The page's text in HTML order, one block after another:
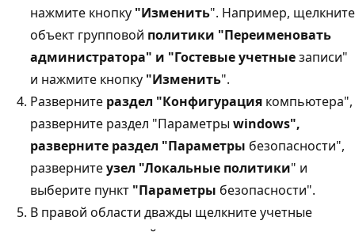
нажмите кнопку "Изменить". Например, щелкните
объект групповой политики "Переименовать
администратора" и "Гостевые учетныезаписи"
и нажмите кнопку "Изменить".
Разверните раздел "Конфигурация компьютера",
разверните раздел "Параметры windows",
разверните раздел "Параметры безопасности",
развернитеузел "Локальные политики" и
выберите пункт "Параметры безопасности".
В правой области дважды щелкните учетные